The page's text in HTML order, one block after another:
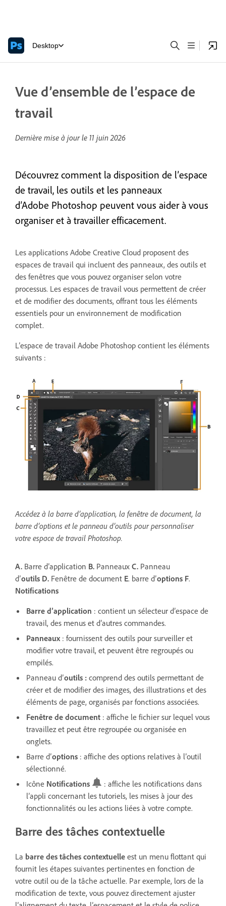
Desktop
Vue d’ensemble de l’espace de
travail
Dernière mise à jour le 11 juin 2026
Découvrez comment la disposition de l’espace
de travail, les outils et les panneaux
d’Adobe Photoshop peuvent vous aider à vous
organiser et à travailler efficacement.
Les applications Adobe Creative Cloud proposent des
espaces de travail qui incluent des panneaux, des outils et
des fenêtres que vous pouvez organiser selon votre
processus. Les espaces de travail vous permettent de créer
et de modifier des documents, offrant tous les éléments
essentiels pour un environnement de modification
complet.
L’espace de travail Adobe Photoshop contient les éléments
suivants :
Accédez à la barre d’application, la fenêtre de document, la
barre d’options et le panneau d’outils pour personnaliser
votre espace de travail Photoshop.
A. Barre d’application B. Panneaux C. Panneau
d’outils D. Fenêtre de document E. barre d’options F.
Notifications
Barre d’application : contient un sélecteur d’espace de
travail, des menus et d’autres commandes.
Panneaux : fournissent des outils pour surveiller et
modifier votre travail, et peuvent être regroupés ou
empilés.
Panneau d’outils : comprend des outils permettant de
créer et de modifier des images, des illustrations et des
éléments de page, organisés par fonctions associées.
Fenêtre de document : affiche le fichier sur lequel vous
travaillez et peut être regroupée ou organisée en
onglets.
Barre d’options : affiche des options relatives à l’outil
sélectionné.
Icône Notifications
: affiche les notifications dans
l’appli concernant les tutoriels, les mises à jour des
fonctionnalités ou les actions liées à votre compte.
Barre des tâches contextuelle
La barre des tâches contextuelle est un menu flottant qui
fournit les étapes suivantes pertinentes en fonction de
votre outil ou de la tâche actuelle. Par exemple, lors de la
modification de texte, vous pouvez directement ajuster